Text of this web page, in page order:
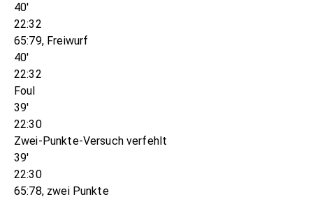
40'
22:32
65:79, Freiwurf
40'
22:32
Foul
39'
22:30
Zwei-Punkte-Versuch verfehlt
39'
22:30
65:78, zwei Punkte